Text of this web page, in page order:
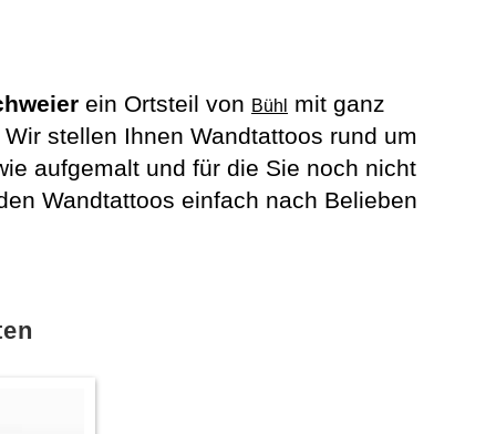
ein Ortsteil von Bühl
mit ganz
stellen Ihnen Wandtattoos rund um
aufgemalt und für die Sie noch nicht
Wandtattoos einfach nach Belieben